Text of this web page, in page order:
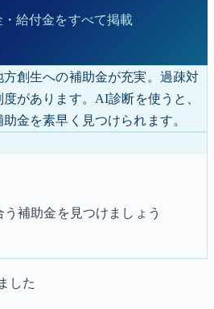
給付金をすべて掲載
創生への補助金が充実。過疎対
があります。 AI診断を使うと、
金を素早く見つけられます。
う補助金を見つけましょう
した